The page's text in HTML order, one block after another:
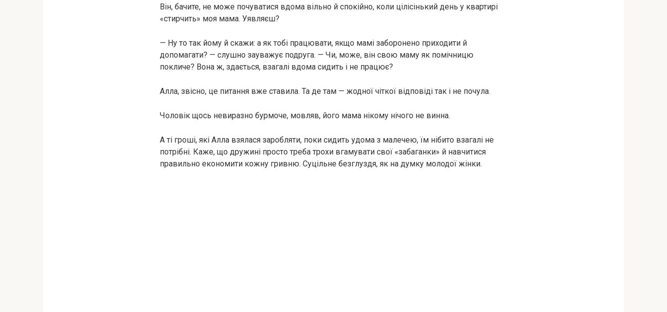
Він, бачите, не може почуватися вдома вільно й спокійно, коли цілісінький день у квартирі
«стирчить» моя мама. Уявляєш?
— Ну то так йому й скажи: а як тобі працювати, якщо мамі заборонено приходити й
допомагати? — слушно зауважує подруга. — Чи, може, він свою маму як помічницю
покличе? Вона ж, здається, взагалі вдома сидить і не працює?
Алла, звісно, це питання вже ставила. Та де там — жодної чіткої відповіді так і не почула.
Чоловік щось невиразно бурмоче, мовляв, його мама нікому нічого не винна.
А ті гроші, які Алла взялася заробляти, поки сидить удома з малечею, їм нібито взагалі не
потрібні. Каже, що дружині просто треба трохи вгамувати свої «забаганки» й навчитися
правильно економити кожну гривню. Суцільне безглуздя, як на думку молодої жінки.